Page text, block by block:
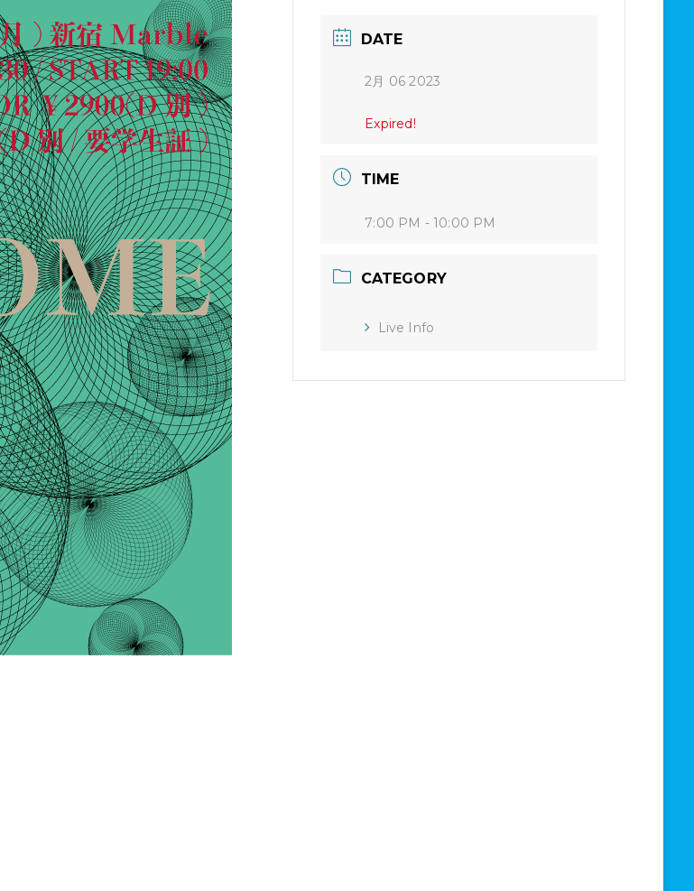
DATE
2月 06 2023
Expired!
TIME
7:00 PM - 10:00 PM
CATEGORY
Live Info